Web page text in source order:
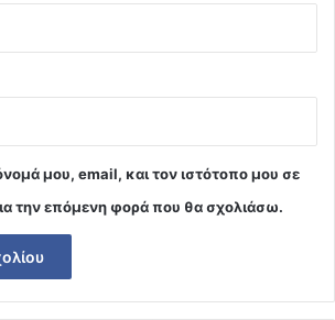
μου, email, και τον ιστότοπο μου σε
την επόμενη φορά που θα σχολιάσω.